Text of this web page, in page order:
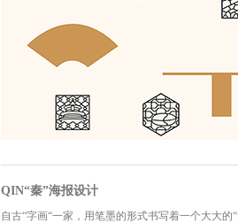
QIN“秦”海报设计
自古“字画“一家，用笔墨的形式书写着一个大大